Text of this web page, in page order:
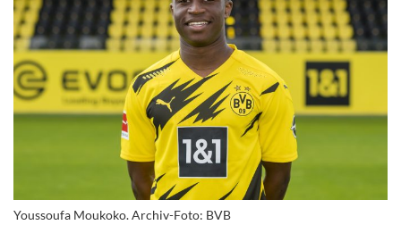
Youssoufa Moukoko. Archiv-Foto: BVB